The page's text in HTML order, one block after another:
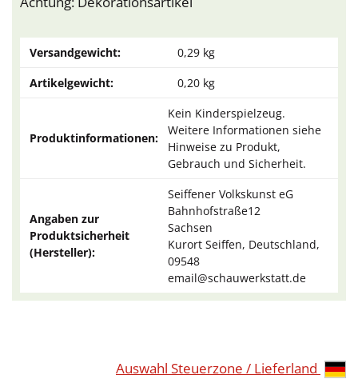
Versandgewicht:
0,29 kg
Artikelgewicht:
0,20 kg
Produktinformationen:
Kein Kinderspielzeug.
Weitere Informationen siehe
Hinweise zu Produkt,
Gebrauch und Sicherheit.
Angaben zur
Produktsicherheit
(Hersteller):
Seiffener Volkskunst eG
Bahnhofstraße12
Sachsen
Kurort Seiffen, Deutschland,
09548
email@schauwerkstatt.de
Auswahl Steuerzone / Lieferland